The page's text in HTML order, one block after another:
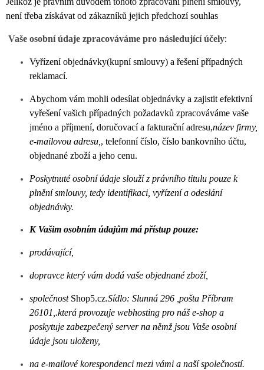
není třeba získávat od zákazníků jejich předchozí souhlas
Vaše osobní údaje zpracováváme pro následující účely:
Vyřízení objednávky(kupní smlouvy) a řešení případných
reklamací.
Abychom vám mohli odesílat objednávky a zajistit efektivní
vyřešení vašich případných požadavků zpracováváme vaše
jméno a příjmení, doručovací a fakturační adresu,název firmy,
e-mailovou adresu, , telefonní číslo, číslo bankovního účtu,
objednané zboží a jeho cenu.
Poskytnuté osobní údaje slouží z právního titulu pouze k
plnění smlouvy, tedy identifikaci, vyřízení a odeslání
objednávky.
K Vašim osobním údajům má přístup pouze:
prodávající,
dopravce který vám dodá vaše objednané zboží,
společnost Shop5.cz.Sídlo: Slunná 296 ,pošta Příbram
26101,.která provozuje webhosting pro náš e-shop a
poskytuje zabezpečený server na němž jsou Vaše osobní
údaje jsou uloženy,
na e-mailové korespondenci mezi vámi a naší společností.